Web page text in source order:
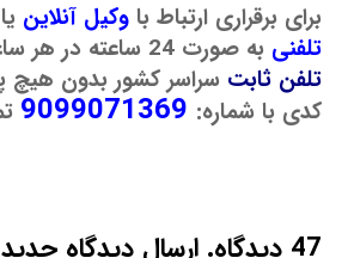
برای برقراری ارتباط باوکیل آنلاین
تلفنی به صورت 24 ساعته در هر ساعت از شبانه روز از
تلفن ثابت سراسر کشور بدون هیچ
کدی با شماره:
47 دیدگاه. ارسال دیدگاه جدید